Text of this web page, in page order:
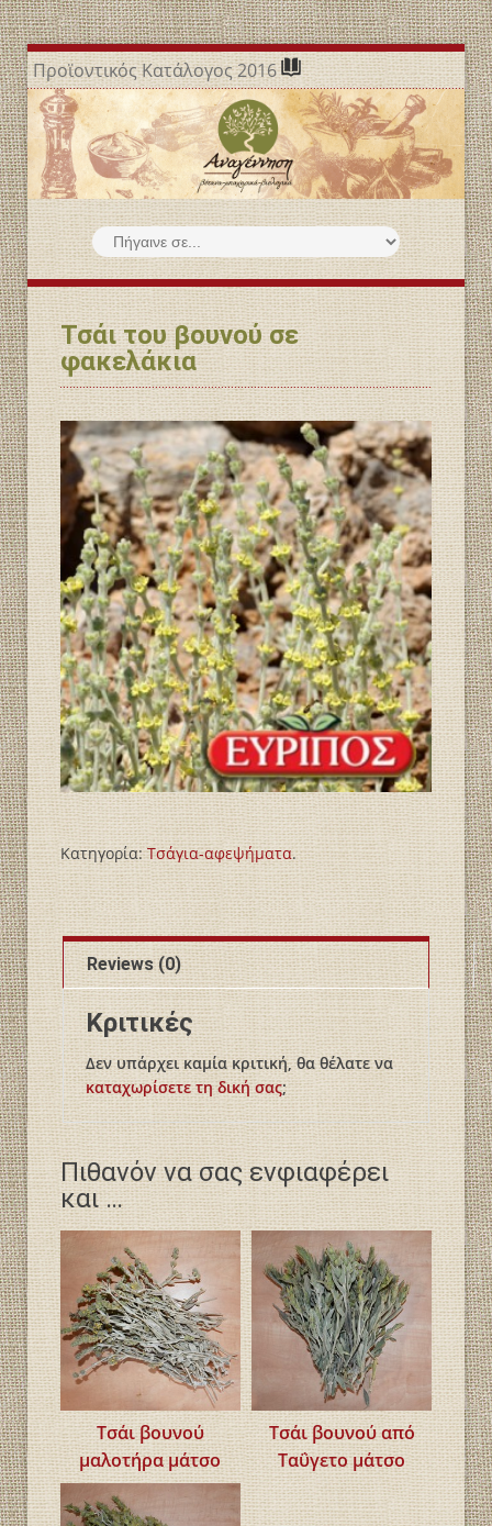
Προϊοντικός Κατάλογος 2016
Τσάι του βουνού σε
φακελάκια
Κατηγορία:Τσάγια-αφεψήματα.
Reviews (0)
Κριτικές
Δεν υπάρχει καμία κριτική, θα θέλατε να
καταχωρίσετε τη δική σας;
Πιθανόν να σας ενφιαφέρει
και …
Τσάι βουνού
μαλοτήρα μάτσο
Τσάι βουνού από
Ταΰγετο μάτσο